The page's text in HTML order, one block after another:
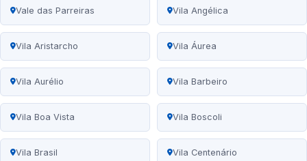
Vale das Parreiras Vila Angélica
Vila Aristarcho Vila Áurea
Vila Aurélio Vila Barbeiro
Vila Boa Vista Vila Boscoli
Vila Brasil Vila Centenário